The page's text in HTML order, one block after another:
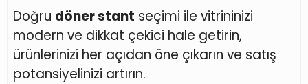
Doğru döner stant seçimi ile vitrininizi
modern ve dikkat çekici hale getirin,
ürünlerinizi her açıdan öne çıkarın ve satış
potansiyelinizi artırın.